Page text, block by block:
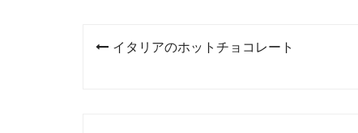
投 イタリアのホットチョコレート